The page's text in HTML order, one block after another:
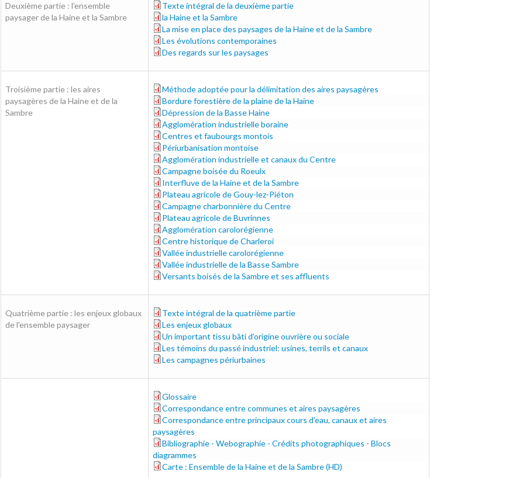
Deuxième partie : l'ensemble
paysager de la Haine et la Sambre
part-2-tout_0.pdf
Texte intégral de la deuxième partie
30-56.pdf
la Haine et la Sambre
57-73.pdf
La mise en place des paysages de la Haine et de la Sambre
74-93.pdf
Les évolutions contemporaines
94-117.pdf
Des regards sur les paysages
Troisième partie : les aires
paysagères de la Haine et de la
Sambre
121-129.pdf
Méthode adoptée pour la délimitation des aires paysagères
130-139.pdf
Bordure forestière de la plaine de la Haine
140-149.pdf
Dépression de la Basse Haine
150-159.pdf
Agglomération industrielle boraine
160-169_bis.pdf
Centres et faubourgs montois
170-177.pdf
Périurbanisation montoise
178-187.pdf
Agglomération industrielle et canaux du Centre
188-195.pdf
Campagne boisée du Roeulx
196-203.pdf
Interfluve de la Haine et de la Sambre
204-2011.pdf
Plateau agricole de Gouy-lez-Piéton
212-219.pdf
Campagne charbonnière du Centre
220-225.pdf
Plateau agricole de Buvrinnes
226-235.pdf
Agglomération carolorégienne
236-245.pdf
Centre historique de Charleroi
246-253.pdf
Vallée industrielle carolorégienne
254-261_0.pdf
Vallée industrielle de la Basse Sambre
262-273.pdf
Versants boisés de la Sambre et ses affluents
Quatrième partie : les enjeux globaux
de l'ensemble paysager
tout_0.pdf
Texte intégral de la quatrième partie
276-277.pdf
Les enjeux globaux
278-279.pdf
Un important tissu bâti d'origine ouvrière ou sociale
280-281.pdf
Les témoins du passé industriel: usines, terrils et canaux
282-283.pdf
Les campagnes périurbaines
glossaire_0.pdf
Glossaire
288.pdf
Correspondance entre communes et aires paysagères
289.pdf
Correspondance entre principaux cours d'eau, canaux et aires
paysagères
biblio.pdf
Bibliographie - Webographie - Crédits photographiques - Blocs
diagrammes
carte_hd.pdf
Carte : Ensemble de la Haine et de la Sambre (HD)